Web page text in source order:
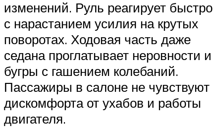
изменений. Руль реагирует быстро
с нарастанием усилия на крутых
поворотах. Ходовая часть даже
седана проглатывает неровности и
бугры с гашением колебаний.
Пассажиры в салоне не чувствуют
дискомфорта от ухабов и работы
двигателя.